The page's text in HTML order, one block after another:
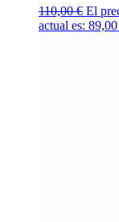
110,00€ El
actual es: